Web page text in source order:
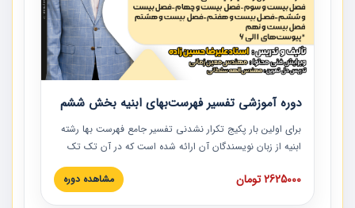
دوره آموزشی تفسیر فهرست‌بهای ابنیه بخش ششم
برای اولین بار پکیج تکرار نشدنی تفسیر جامع فهرست بها رشته
ابنیه از زبان نویسندگان آن ارائه شده است که در آن تک تک
ردیف ها و مطالب فهرست بها تفسیر و ارائه شده است. این
دوره به صورت کامل تصویری بوده و به همراه تصاویر عملیات
2625000 تومان مشاهده دوره